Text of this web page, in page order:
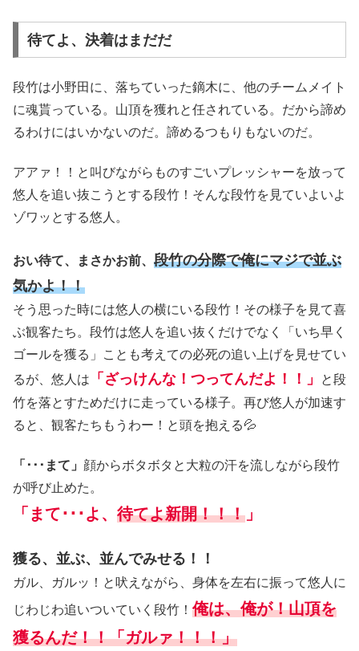
待てよ、決着はまだだ
段竹は小野田に、落ちていった鏑木に、他のチームメイト
に魂貰っている。山頂を獲れと任されている。だから諦め
るわけにはいかないのだ。諦めるつもりもないのだ。
アアァ！！と叫びながらものすごいプレッシャーを放って
悠人を追い抜こうとする段竹！そんな段竹を見ていよいよ
ゾワッとする悠人。
おい待て、まさかお前、 段竹の分際で俺にマジで並ぶ
気かよ！！
そう思った時には悠人の横にいる段竹！その様子を見て喜
ぶ観客たち。段竹は悠人を追い抜くだけでなく「いち早く
ゴールを獲る」ことも考えての必死の追い上げを見せてい
るが、悠人は
「ざっけんな！つってんだよ！！」
と段
竹を落とすためだけに走っている様子。再び悠人が加速す
ると、観客たちもうわー！と頭を抱える💦
「･･･まて」 顔からボタボタと大粒の汗を流しながら段竹
が呼び止めた。
「まて･･･よ、 待てよ新開！！！ 」
獲る、並ぶ、並んでみせる！！
ガル、ガルッ！と吠えながら、身体を左右に振って悠人に
じわじわ追いついていく段竹！ 俺は、俺が！山頂を
獲るんだ！！「ガルァ！！！」